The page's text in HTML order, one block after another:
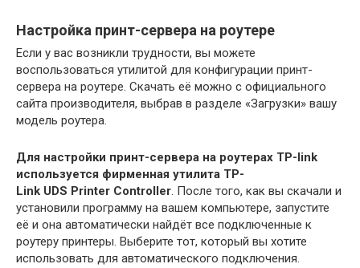
Настройка принт-сервера на роутере
Если у вас возникли трудности, вы можете
воспользоваться утилитой для конфигурации принт-
сервера на роутере. Скачать её можно с официального
сайта производителя, выбрав в разделе «Загрузки» вашу
модель роутера.
Для настройки принт-сервера на роутерах TP-link
используется фирменная утилита TP-
Link UDS Printer Controller . После того, как вы скачали и
установили программу на вашем компьютере, запустите
её и она автоматически найдёт все подключенные к
роутеру принтеры. Выберите тот, который вы хотите
использовать для автоматического подключения.